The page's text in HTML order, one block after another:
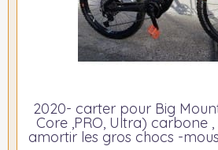
2020- carter pour Big
Core ,PRO, Ultra) carbone
amortir les gros chocs -